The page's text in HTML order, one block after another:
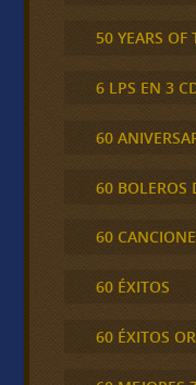
50 YEARS OF
6 LPS EN 3
60
60 BOLEROS
60
60 ÉXITOS
60 ÉXITOS